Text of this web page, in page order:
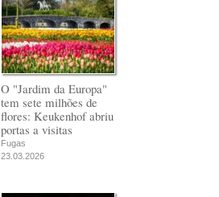
O "Jardim da Europa"
tem sete milhões de
flores: Keukenhof abriu
portas a visitas
Fugas
23.03.2026